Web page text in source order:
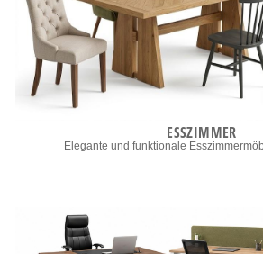
ESSZIMMER
Elegante und funktionale